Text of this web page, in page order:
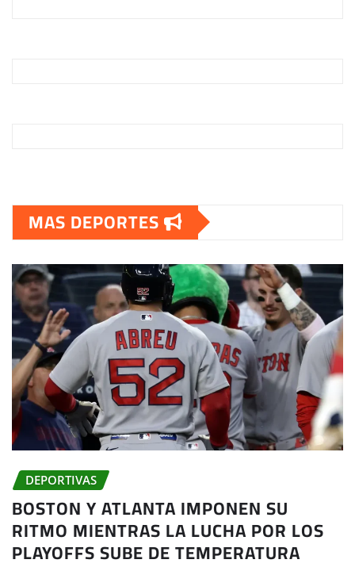
MAS DEPORTES
DEPORTIVAS
BOSTON Y ATLANTA IMPONEN SU
RITMO MIENTRAS LA LUCHA POR LOS
PLAYOFFS SUBE DE TEMPERATURA